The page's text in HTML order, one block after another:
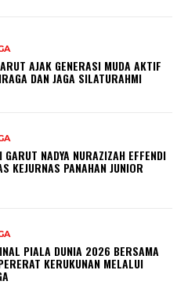
AJAK GENERASI MUDA AKTIF
DAN JAGA SILATURAHMI
GARUT NADYA NURAZIZAH EFFENDI
KEJURNAS PANAHAN JUNIOR
PIALA DUNIA 2026 BERSAMA
KERUKUNAN MELALUI